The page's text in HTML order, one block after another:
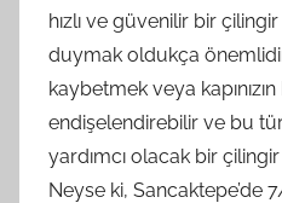
hızlı ve güvenilir bir
duymak oldukça önemlidir.
kaybetmek veya
endişelendirebilir ve bu
yardımcı olacak bir
Neyse ki, Sancaktepe’de